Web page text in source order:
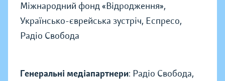
Міжнародний фонд «Відродження»,
Українсько-єврейська зустріч, Еспресо,
Радіо Свобода
Генеральні медіапартнери: Радіо Свобода,